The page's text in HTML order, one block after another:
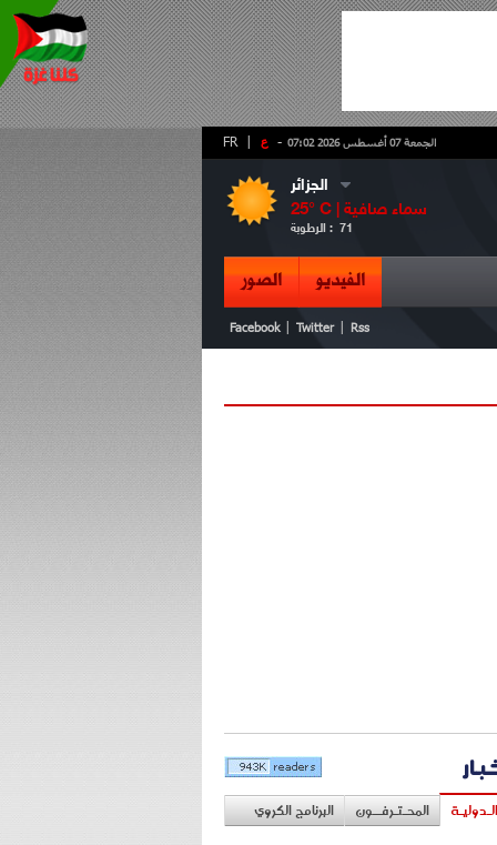
- ع FR الجمعة 07 أغسطس 2026 07:02
الجزائر
25° C | سماء صافية
الرطوبة : 71
الفيديو الصور
Facebook Twitter Rss
المحـتـرفــون البرنامج الكروي